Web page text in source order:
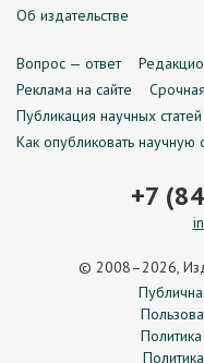
Об издательстве
Вопрос — ответ
Реклама на сайте
Публикация научных
Как опубликовать научную
+7
© 2008–2026,